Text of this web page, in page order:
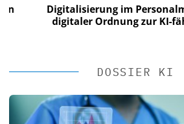
Digitalisierung im
digitaler Ordnung zur KI-
DOSSIER KI